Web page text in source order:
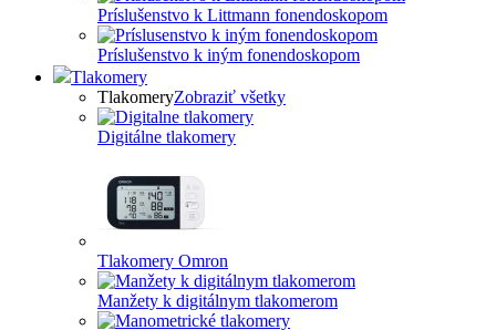
Príslušenstvo k Littmann fonendoskopom
Príslušenstvo k iným fonendoskopom
Tlakomery
TlakomeryZobraziť všetky
Digitálne tlakomery
Tlakomery Omron
Manžety k digitálnym tlakomerom